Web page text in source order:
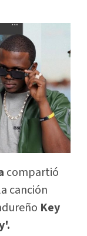
compartió
canción
Key